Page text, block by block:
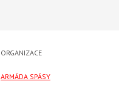
ORGANIZACE
ARMÁDA SPÁSY